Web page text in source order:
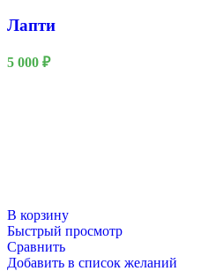
Лапти
5 000 ₽
В корзину
Быстрый просмотр
Сравнить
Добавить в список желаний